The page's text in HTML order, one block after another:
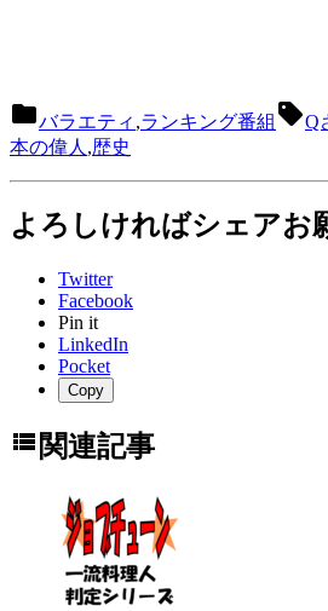
バラエティ ,ランキング番組 Q
本の偉人 ,歴史
よろしければシェアお
Twitter
Facebook
Pin it
LinkedIn
Pocket
Copy
 関連記事